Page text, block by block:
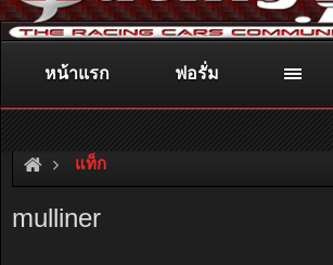
ติดต่อลงโฆษณา racingweb@gmail.comหรือ
หรืออ่านรายละเอียดเพิ่มเติม
แท็ก
mulliner
หน้าแรก ฟอรั่ม